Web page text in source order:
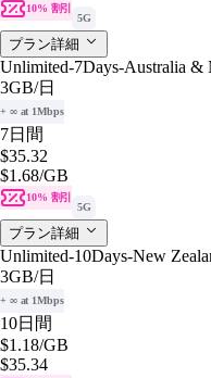
10% 割引
5G
プラン詳細
Unlimited-7Days-Australia &
3GB/日
+ ∞ at 1Mbps
7日間
$35.32
$1.68/GB
10% 割引
5G
プラン詳細
Unlimited-10Days-New
3GB/日
+ ∞ at 1Mbps
10日間
$1.18/GB
$35.34